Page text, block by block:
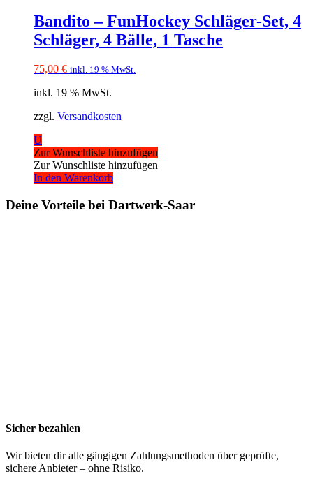
Bandito – FunHockey Schläger-Set, 4
Schläger, 4 Bälle, 1 Tasche
75,00 € inkl. 19 % MwSt.
inkl. 19 % MwSt.
zzgl. Versandkosten
U
Zur Wunschliste hinzufügen
Zur Wunschliste hinzufügen
In den Warenkorb
Deine Vorteile bei Dartwerk-Saar
Sicher bezahlen
Wir bieten dir alle gängigen Zahlungsmethoden über geprüfte,
sichere Anbieter – ohne Risiko.